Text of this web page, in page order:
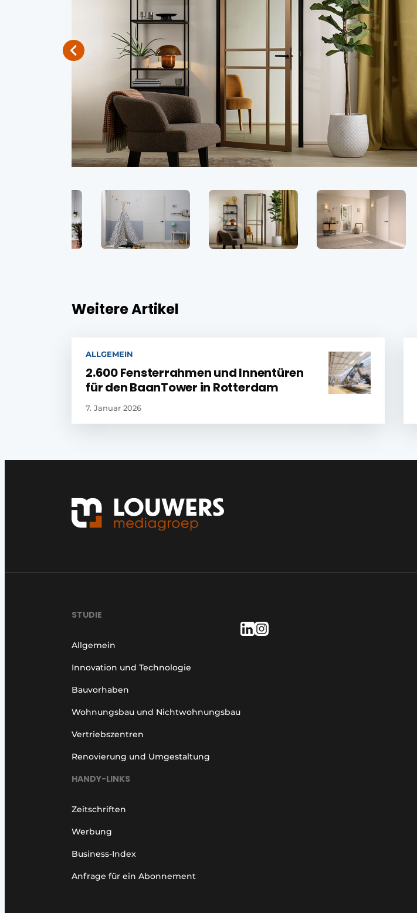
Weitere Artikel
ALLGEMEIN
2.600 Fensterrahmen und Innentüren
für den BaanTower in Rotterdam
7. Januar 2026
STUDIE
Allgemein
Innovation und Technologie
Bauvorhaben
Wohnungsbau und Nichtwohnungsbau
Vertriebszentren
Renovierung und Umgestaltung
HANDY-LINKS
Zeitschriften
Werbung
Business-Index
Anfrage für ein Abonnement